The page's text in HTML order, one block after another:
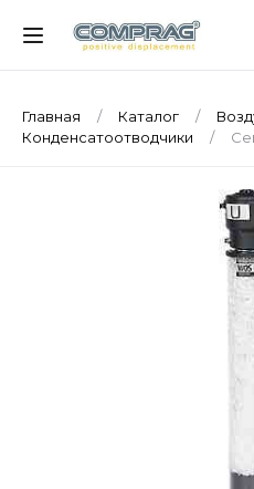
Главная Каталог
Конденсатоотводчики